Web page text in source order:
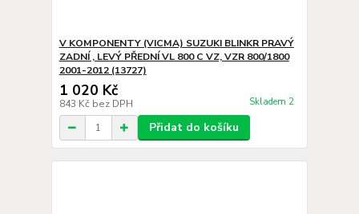
V KOMPONENTY (VICMA) SUZUKI BLINKR PRAVÝ
ZADNÍ , LEVÝ PŘEDNÍ VL 800 C VZ, VZR 800/1800
2001-2012 (13727)
1 020 Kč
843 Kč bez DPH Skladem 2
Přidat do košíku